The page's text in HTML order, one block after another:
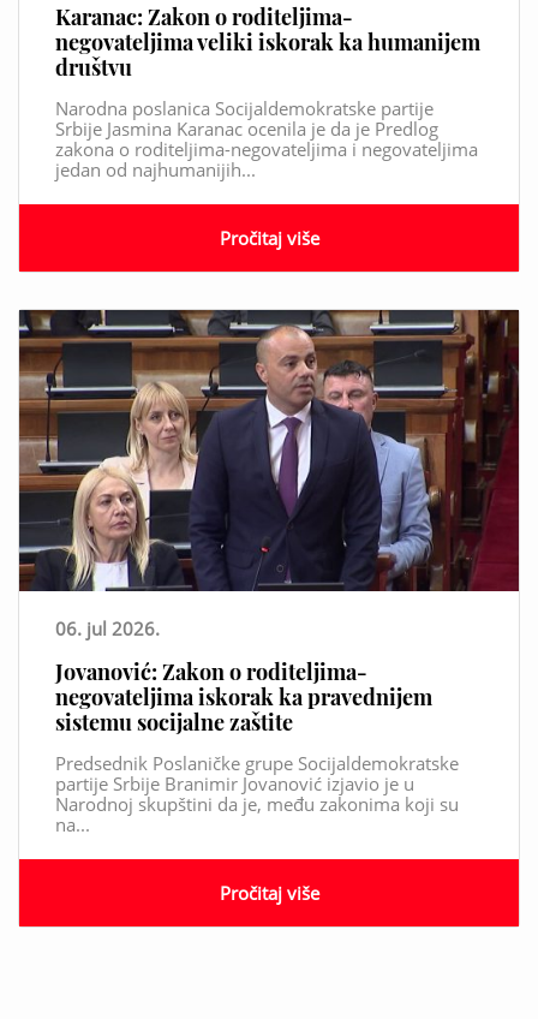
Karanac: Zakon o roditeljima-
negovateljima veliki iskorak ka humanijem
društvu
Narodna poslanica Socijaldemokratske partije
Srbije Jasmina Karanac ocenila je da je Predlog
zakona o roditeljima-negovateljima i negovateljima
jedan od najhumanijih...
Pročitaj više
06. jul 2026.
Jovanović: Zakon o roditeljima-
negovateljima iskorak ka pravednijem
sistemu socijalne zaštite
Predsednik Poslaničke grupe Socijaldemokratske
partije Srbije Branimir Jovanović izjavio je u
Narodnoj skupštini da je, među zakonima koji su
na...
Pročitaj više